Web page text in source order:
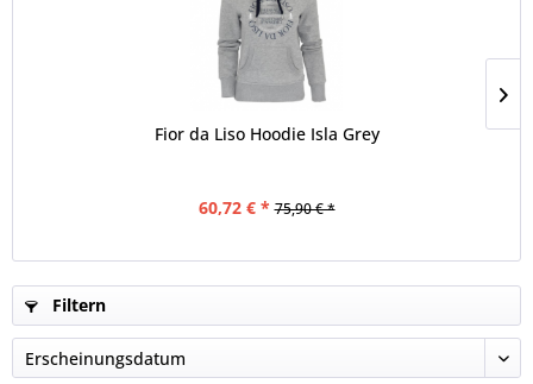
Fior da Liso Hoodie Isla Grey
60,72 € * 75,90 € *
Filtern